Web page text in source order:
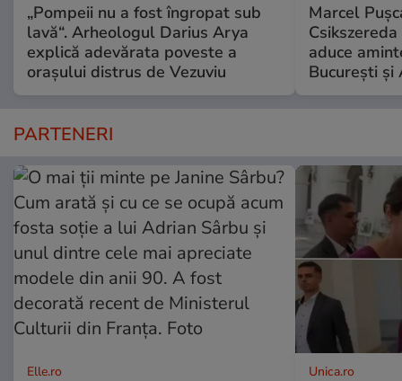
„Pompeii nu a fost îngropat sub
lavă“. Arheologul Darius Arya
explică adevărata poveste a
orașului distrus de Vezuviu
Marcel
aduce
București și
PARTENERI
Elle.ro Unica.ro